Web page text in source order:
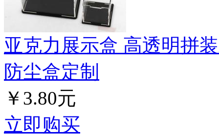
亚克力展示盒 高透明拼
防尘盒定制
￥3.80元
立即购买